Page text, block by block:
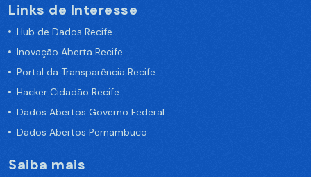
Links de Interesse
Hub de Dados Recife
Inovação Aberta Recife
Portal da Transparência Recife
Hacker Cidadão Recife
Dados Abertos Governo Federal
Dados Abertos Pernambuco
Saiba mais